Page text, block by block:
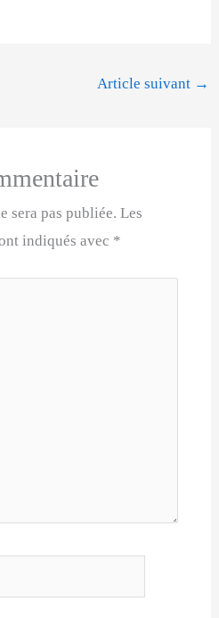
Article suivant →
sera pas publiée. Les
indiqués avec *